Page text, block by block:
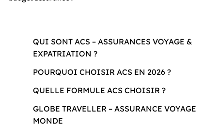
QUI SONT ACS – ASSURANCES VOYAGE &
EXPATRIATION ?
POURQUOI CHOISIR ACS EN 2026 ?
QUELLE FORMULE ACS CHOISIR ?
GLOBE TRAVELLER – ASSURANCE VOYAGE
MONDE